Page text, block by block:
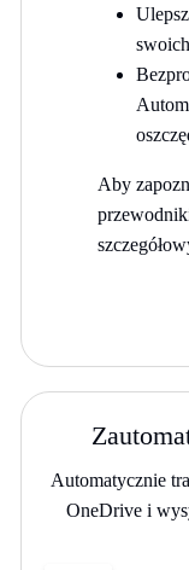
Aby
Automatycznie
OneDrive i